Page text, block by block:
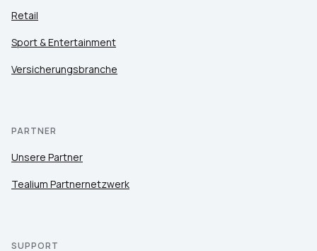
Retail
Sport & Entertainment
Versicherungsbranche
PARTNER
Unsere Partner
Tealium Partnernetzwerk
SUPPORT